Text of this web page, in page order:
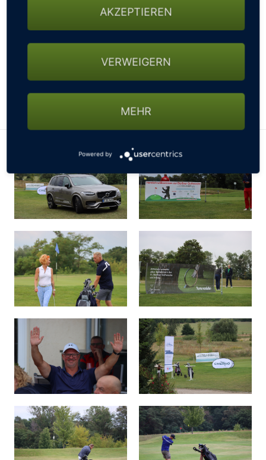
ab Flughafen TFS zu buchbar … Preis pro Person im
Buchungen und Informationen bei der Deutschland
Repräsentanz D.T.S. GmbH, Thomas Duppke,
Ergebnisse
AKZEPTIEREN
VERWEIGERN
MEHR
Powered by